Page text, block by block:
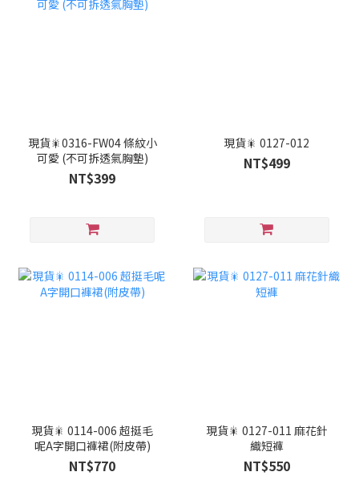
現貨🎇0316-FW04 條紋小
可愛 (不可拆透氣胸墊)
NT$399
現貨🎇 0127-012
NT$499
現貨🎇 0114-006 超挺毛
呢A字開口褲裙(附皮帶)
NT$770
現貨🎇 0127-011 麻花針
織短褲
NT$550